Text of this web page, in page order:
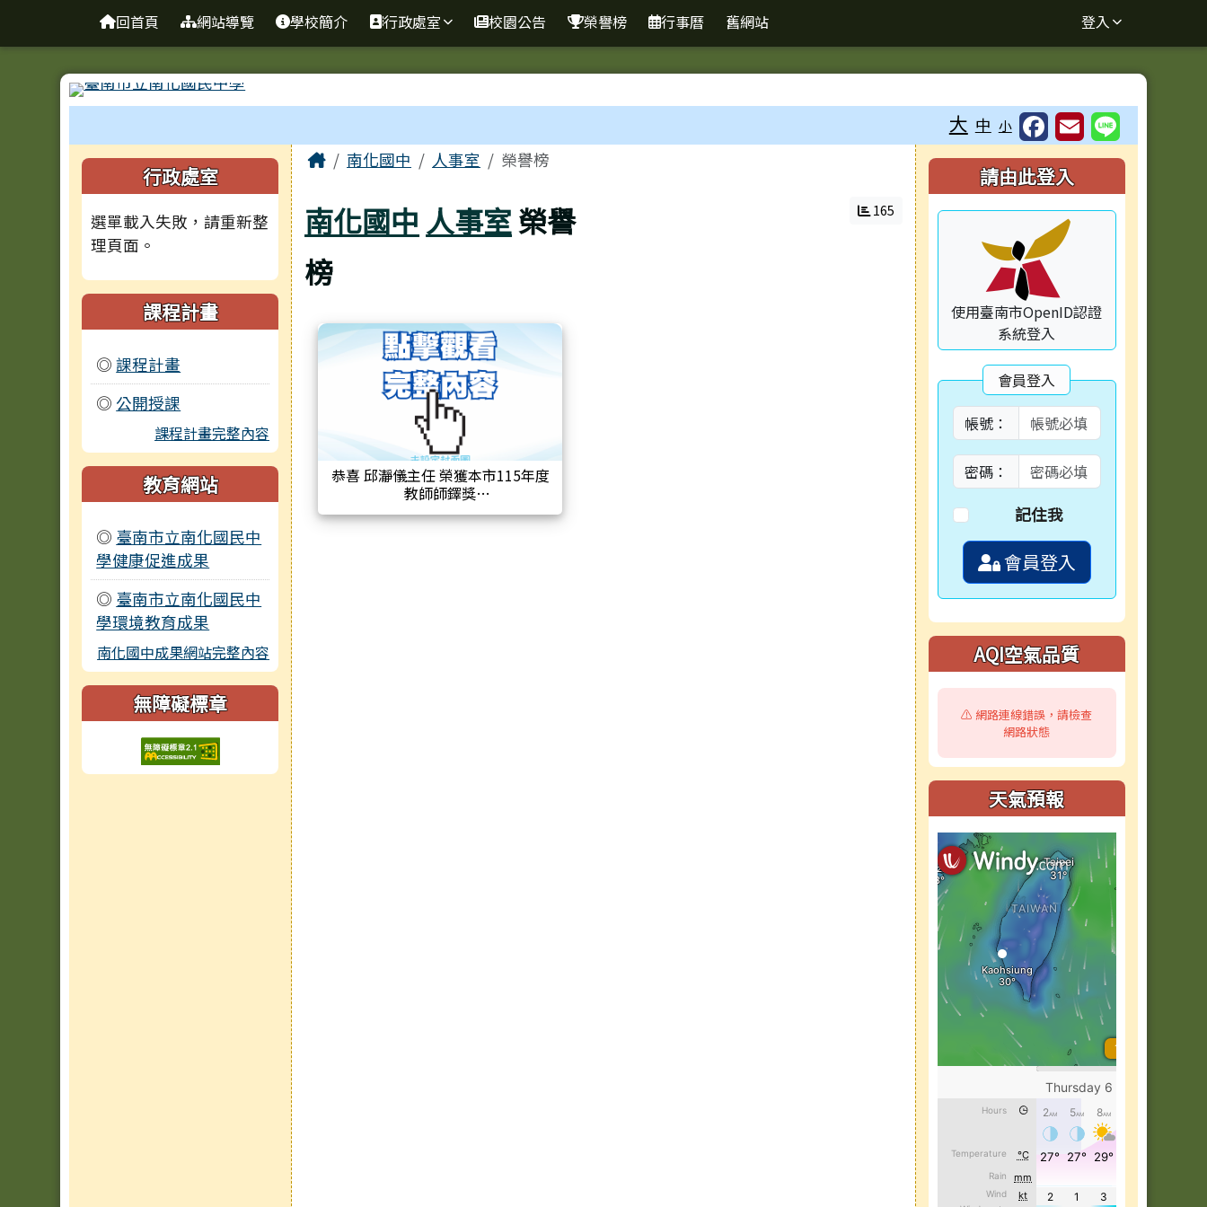
台南市南化國中全球資訊網
回首頁 網站導覽 學校簡介 行政處室 校園公告 榮譽榜 行事曆 舊網站 登入
大 中 小
左邊區域內容
行政處室
選單載入失敗，請重新整
理頁面。
課程計畫
◎課程計畫
◎ 公開授課
課程計畫完整內容
教育網站
◎ 臺南市立南化國民中
學健康促進成果
◎ 臺南市立南化國民中
學環境教育成果
南化國中成果網站完整內容
無障礙標章
主內容區域
Home南化國中 人事室 榮譽榜
南化國中人事室榮譽
榜
165
恭喜 邱瀞儀主任 榮獲本市115年度
教師師鐸獎
右邊區域內容
請由此登入
使用臺南市OpenID認證
系統登入
會員登入
帳號：
密碼：
記住我
會員登入
AQI空氣品質
⚠️ 網路連線錯誤，請檢查
網路狀態
天氣預報
頁尾區域